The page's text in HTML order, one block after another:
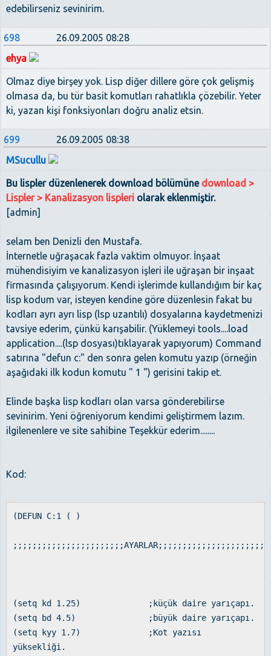
edebilirseniz sevinirim.
698
26.09.2005 08:28
ehya
Olmaz diye birşey yok. Lisp diğer dillere göre çok gelişmiş
olmasa da, bu tür basit komutları rahatlıkla çözebilir. Yeter
ki, yazan kişi fonksiyonları doğru analiz etsin.
699
26.09.2005 08:38
MSucullu
Bu lispler düzenlenerek download bölümüne download >
Lispler > Kanalizasyon lispleri olarak eklenmiştir.
[admin]
selam ben Denizli den Mustafa.
İnternetle uğraşacak fazla vaktim olmuyor. İnşaat
mühendisiyim ve kanalizasyon işleri ile uğraşan bir inşaat
firmasında çalışıyorum. Kendi işlerimde kullandığım bir kaç
lisp kodum var, isteyen kendine göre düzenlesin fakat bu
kodları ayrı ayrı lisp (lsp uzantılı) dosyalarına kaydetmenizi
tavsiye ederim, çünkü karışabilir. (Yüklemeyi tools....load
application....(lsp dosyası)tıklayarak yapıyorum) Command
satırına "defun c:" den sonra gelen komutu yazıp (örneğin
aşağıdaki ilk kodun komutu " 1 ") gerisini takip et.
Elinde başka lisp kodları olan varsa gönderebilirse
sevinirim. Yeni öğreniyorum kendimi geliştirmem lazım.
ilgilenenlere ve site sahibine Teşekkür ederim........
Kod:
(DEFUN C:1 ( )
(setq kd 1.25) ;küçük daire yarıçapı.
(setq bd 4.5) ;büyük daire yarıçapı.
(setq kyy 1.7) ;Kot yazısı
yüksekliği.